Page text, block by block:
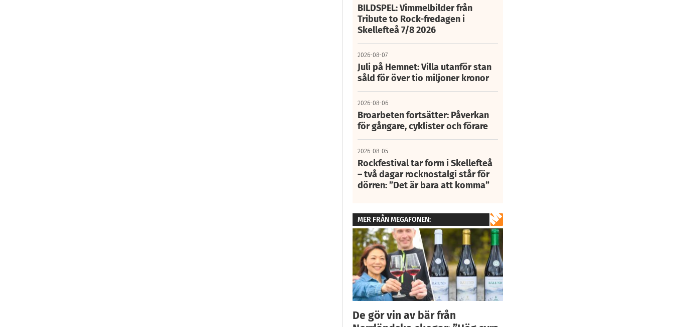
BILDSPEL: Vimmelbilder från
Tribute to Rock-fredagen i
Skellefteå 7/8 2026
2026-08-07
Juli på Hemnet: Villa utanför stan
såld för över tio miljoner kronor
2026-08-06
Broarbeten fortsätter: Påverkan
för gångare, cyklister och förare
2026-08-05
Rockfestival tar form i Skellefteå
– två dagar rocknostalgi står för
dörren: ”Det är bara att komma”
MER FRÅN MEGAFONEN:
De gör vin av bär från